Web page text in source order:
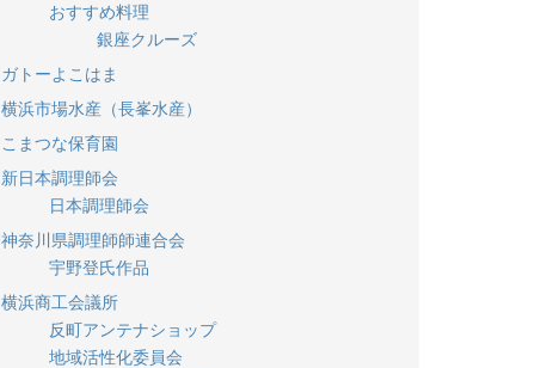
おすすめ料理
銀座クルーズ
ガトーよこはま
横浜市場水産（長峯水産）
こまつな保育園
新日本調理師会
日本調理師会
神奈川県調理師師連合会
宇野登氏作品
横浜商工会議所
反町アンテナショップ
地域活性化委員会